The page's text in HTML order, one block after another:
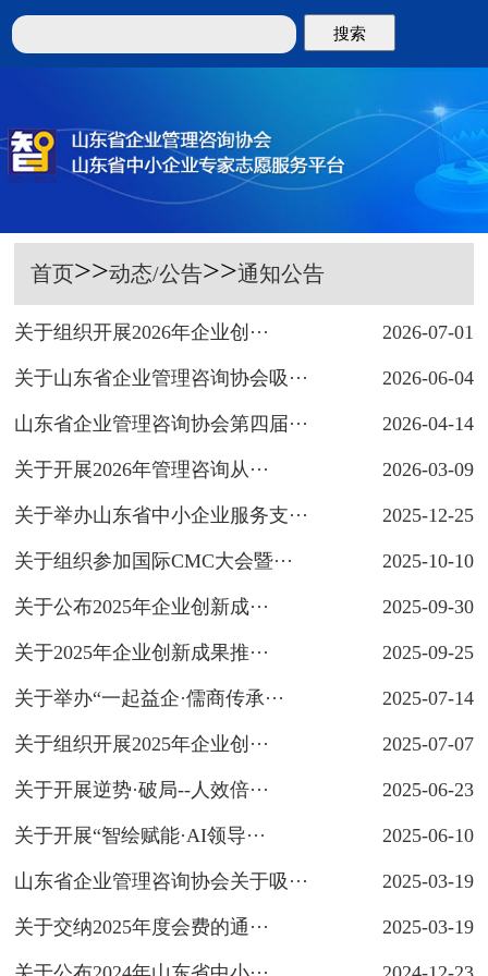
搜索
首页>>动态/公告>>通知公告
关于组织开展2026年企业创··· 2026-07-01
关于山东省企业管理咨询协会吸··· 2026-06-04
山东省企业管理咨询协会第四届··· 2026-04-14
关于开展2026年管理咨询从··· 2026-03-09
关于举办山东省中小企业服务支··· 2025-12-25
关于组织参加国际CMC大会暨··· 2025-10-10
关于公布2025年企业创新成··· 2025-09-30
关于2025年企业创新成果推··· 2025-09-25
关于举办“一起益企·儒商传承··· 2025-07-14
关于组织开展2025年企业创··· 2025-07-07
关于开展逆势·破局--人效倍··· 2025-06-23
关于开展“智绘赋能·AI领导··· 2025-06-10
山东省企业管理咨询协会关于吸··· 2025-03-19
关于交纳2025年度会费的通··· 2025-03-19